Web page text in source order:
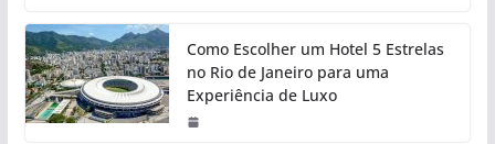
Como Escolher um Hotel 5 Estrelas
no Rio de Janeiro para uma
Experiência de Luxo